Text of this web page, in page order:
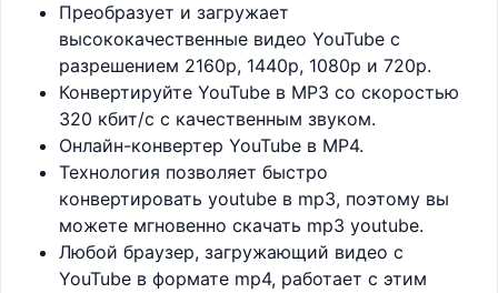
Преобразует и загружает
высококачественные видео YouTube с
разрешением 2160p, 1440p, 1080p и 720p.
Конвертируйте YouTube в MP3 со скоростью
320 кбит/с с качественным звуком.
Онлайн-конвертер YouTube в MP4.
Технология позволяет быстро
конвертировать youtube в mp3, поэтому вы
можете мгновенно скачать mp3 youtube.
Любой браузер, загружающий видео с
YouTube в формате mp4, работает с этим